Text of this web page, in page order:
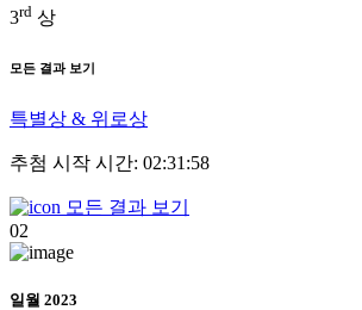
3rd 상
모든 결과 보기
특별상 & 위로상
추첨 시작 시간: 02:31:58
모든 결과 보기
02
일월 2023